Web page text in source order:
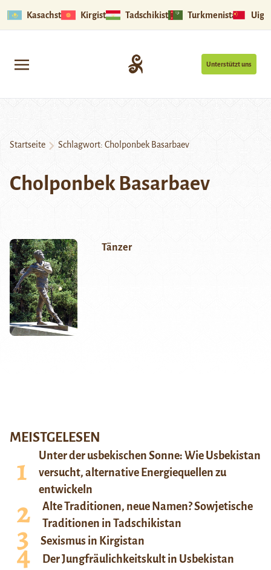
Kasachstan Kirgistan Tadschikistan Turkmenistan
Unterstützt uns
Startseite Schlagwort: Cholponbek Basarbaev
Cholponbek Basarbaev
Tänzer
MEISTGELESEN
Unter der usbekischen Sonne: Wie Usbekistan
versucht, alternative Energiequellen zu
entwickeln
Alte Traditionen, neue Namen? Sowjetische
Traditionen in Tadschikistan
Sexismus in Kirgistan
Der Jungfräulichkeitskult in Usbekistan